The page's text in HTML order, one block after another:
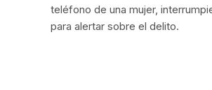
teléfono de una mujer,
para alertar sobre el delito.